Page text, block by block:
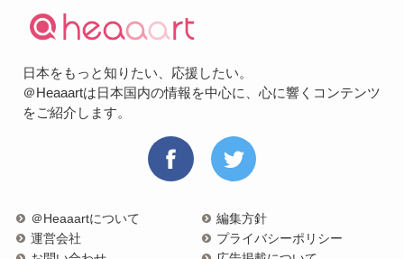
日本をもっと知りたい、応援したい。
＠Heaaartは日本国内の情報を中心に、心に響くコンテンツ
をご紹介します。
＠Heaaartについて
編集方針
運営会社
プライバシーポリシー